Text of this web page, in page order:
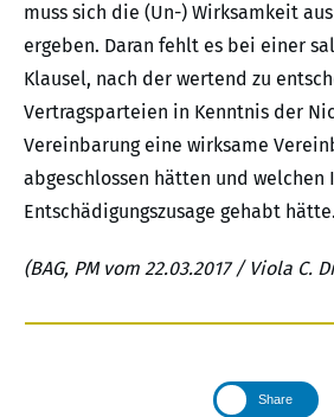
muss sich die (Un-) Wirksamkeit
ergeben. Daran fehlt es bei einer
Klausel, nach der wertend zu
Vertragsparteien in Kenntnis der
Vereinbarung eine wirksame
abgeschlossen hätten und welchen
Entschädigungszusage gehabt hätte.
(BAG, PM vom 22.03.2017 / Viola C.
Share